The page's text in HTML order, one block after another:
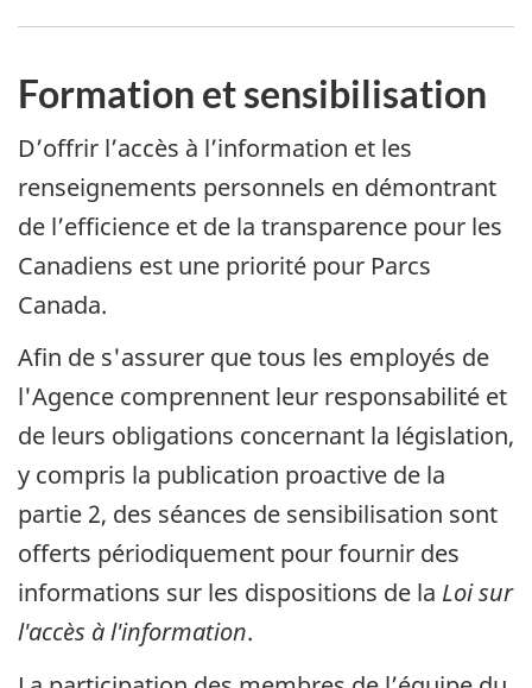
Formation et sensibilisation
D’offrir l’accès à l’information et les
renseignements personnels en démontrant
de l’efficience et de la transparence pour les
Canadiens est une priorité pour Parcs
Canada.
Afin de s'assurer que tous les employés de
l'Agence comprennent leur responsabilité et
de leurs obligations concernant la législation,
y compris la publication proactive de la
partie 2, des séances de sensibilisation sont
offerts périodiquement pour fournir des
informations sur les dispositions de la Loi sur
l'accès à l'information.